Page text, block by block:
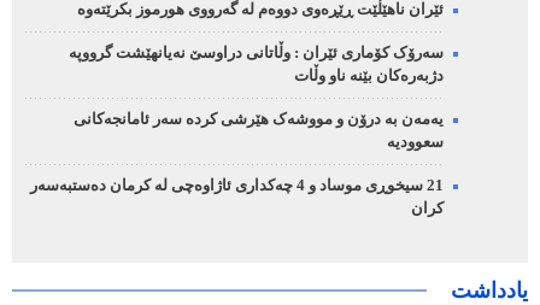
ئێران ناهێڵێت ڕێڕەوی دووەم لە گەرووی هورموز بکرێتەوە
سەرۆک کۆماری ئێران : وڵاتانی دراوسێ نەیانهێشت گرووپە
دژبەرەکان بێنە ناو وڵات
یەمەن بە درۆن و مووشەک هێرشی کردە سەر ئامانجەکانی
سعوودیە
21 سیخوڕی موساد و 4 چەکداری ئاژاوەچی لە کرمان دەستبەسەر
کران
یادداشت